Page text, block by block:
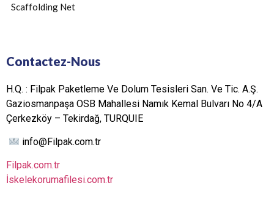
Scaffolding Net
Contactez-Nous
H.Q. : Filpak Paketleme Ve Dolum Tesisleri San. Ve Tic. A.Ş.
Gaziosmanpaşa OSB Mahallesi Namık Kemal Bulvarı No 4/A
Çerkezköy – Tekirdağ, TURQUIE
info@Filpak.com.tr
Filpak.com.tr
İskelekorumafilesi.com.tr